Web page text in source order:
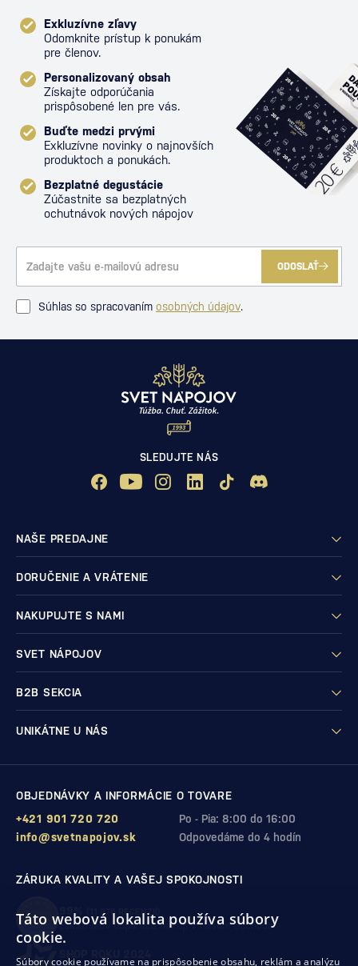
Exkluzívne zľavy
Odomknite prístup k ponukám
pre členov.
Personalizovaný obsah
Získajte odporúčania
prispôsobené len pre vás.
Buďte medzi prvými
Exkluzívne novinky o najnovších
produktoch a ponukách.
Bezplatné degustácie
Zúčastnite sa bezplatných
ochutnávok nových nápojov
ODOSLAŤ
Súhlas so spracovaním osobných údajov.
SLEDUJTE NÁS
NAŠE PREDAJNE
DORUČENIE A VRÁTENIE
NAKUPUJTE S NAMI
SVET NÁPOJOV
B2B SEKCIA
UNIKÁTNE U NÁS
OBJEDNÁVKY A INFORMÁCIE O TOVARE
Po - Pia: 8:00 do 16:00
+421 901 720 720
Odpovedáme do 4 hodín
info@svetnapojov.sk
ZÁRUKA KVALITY A VAŠEJ SPOKOJNOSTI
99% (11 978 RECENZIÍ)
zákazníkov odporúča nákup v našom obchode
Táto webová lokalita používa súbory
cookie.
Súbory cookie používame na prispôsobenie obsahu, reklám a analýzu